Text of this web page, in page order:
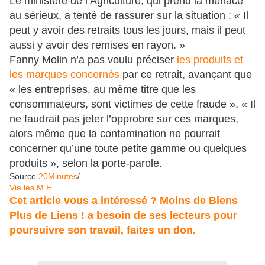
au sérieux, a tenté de rassurer sur la situation : « Il
peut y avoir des retraits tous les jours, mais il peut
aussi y avoir des remises en rayon. »
Fanny Molin n’a pas voulu préciser les produits et
les marques concernés par ce retrait, avançant que
« les entreprises, au même titre que les
consommateurs, sont victimes de cette fraude ». « Il
ne faudrait pas jeter l’opprobre sur ces marques,
alors même que la contamination ne pourrait
concerner qu’une toute petite gamme ou quelques
produits », selon la porte-parole.
Source 20Minutes/
Via les M.E.
Cet article vous a intéressé ? Moins de Biens
Plus de Liens ! a besoin de ses lecteurs pour
poursuivre son travail, faites un don.